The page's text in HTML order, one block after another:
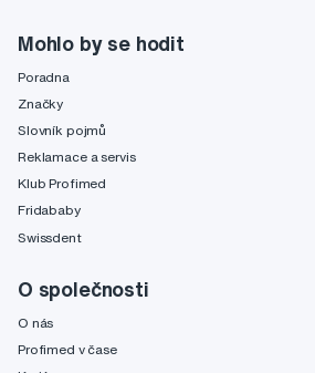
Mohlo by se hodit
Poradna
Značky
Slovník pojmů
Reklamace a servis
Klub Profimed
Fridababy
Swissdent
O společnosti
O nás
Profimed v čase